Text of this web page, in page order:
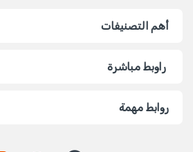
أهم التصنيفات
راوبط مباشرة
روابط مهمة